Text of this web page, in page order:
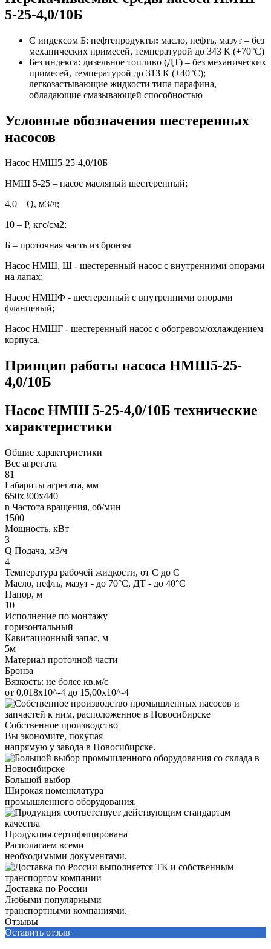
5-25-4,0/10Б
С индексом Б: нефтепродукты: масло, нефть, мазут – без
механических примесей, температурой до 343 К (+70°С)
Без индекса: дизельное топливо (ДТ) – без механических
примесей, температурой до 313 К (+40°С);
легкозастывающие жидкости типа парафина,
обладающие смазывающей способностью
Условные обозначения шестеренных
насосов
Насос НМШ5-25-4,0/10Б
НМШ 5-25 – насос масляный шестеренный;
4,0 – Q, м3/ч;
10 – P, кгс/см2;
Б – проточная часть из бронзы
Насос НМШ, Ш - шестеренный насос с внутренними опорами
на лапах;
Насос НМШФ - шестеренный с внутренними опорами
фланцевый;
Насос НМШГ - шестеренный насос с обогревом/охлаждением
корпуса.
Принцип работы насоса НМШ5-25-
4,0/10Б
Насос НМШ 5-25-4,0/10Б технические
характеристики
Общие характеристики
Вес агрегата
81
Габариты агрегата, мм
650х300х440
n Частота вращения, об/мин
1500
Мощность, кВт
3
Q Подача, м3/ч
4
Температура рабочей жидкости, от С до С
Масло, нефть, мазут - до 70°С, ДТ - до 40°С
Напор, м
10
Исполнение по монтажу
горизонтальный
Кавитационный запас, м
5м
Материал проточной части
Бронза
Вязкость: не более кв.м/с
от 0,018х10^-4 до 15,00х10^-4
Собственное производство
Вы экономите, покупая
напрямую у завода в Новосибирске.
Большой выбор
Широкая номенклатура
промышленного оборудования.
Продукция сертифицирована
Располагаем всеми
необходимыми документами.
Доставка по России
Любыми популярными
транспортными компаниями.
Отзывы
Оставить отзыв